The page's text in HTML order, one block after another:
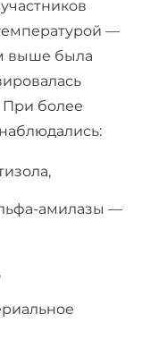
участников
—
выше была
При более
амилазы —